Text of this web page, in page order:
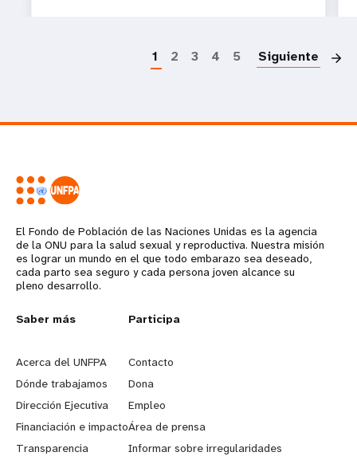
1 2 3 4 5 Siguiente
El Fondo de Población de las Naciones Unidas es la agencia
de la ONU para la salud sexual y reproductiva. Nuestra misión
es lograr un mundo en el que todo embarazo sea deseado,
cada parto sea seguro y cada persona joven alcance su
pleno desarrollo.
L
e
a
r
Saber más
Acerca del UNFPA
Dónde trabajamos
Dirección Ejecutiva
Financiación e impacto
Transparencia
G
o
b
e
Participa
Contacto
Dona
Empleo
Área de prensa
Informar sobre irregularidades